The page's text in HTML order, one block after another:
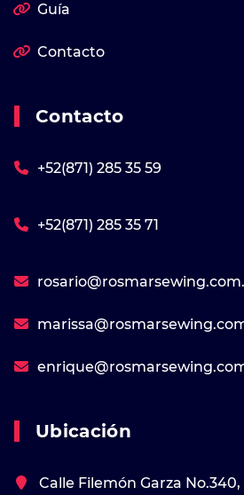
Guía
Contacto
Contacto
+52(871) 285 35 59
+52(871) 285 35 71
Ubicación
Calle Filemón Garza